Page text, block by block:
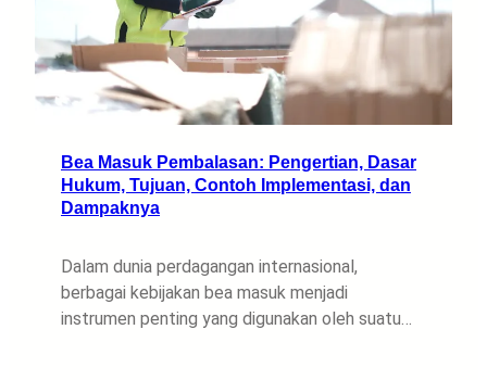
Bea Masuk Pembalasan: Pengertian, Dasar
Hukum, Tujuan, Contoh Implementasi, dan
Dampaknya
Dalam dunia perdagangan internasional,
berbagai kebijakan bea masuk menjadi
instrumen penting yang digunakan oleh suatu…